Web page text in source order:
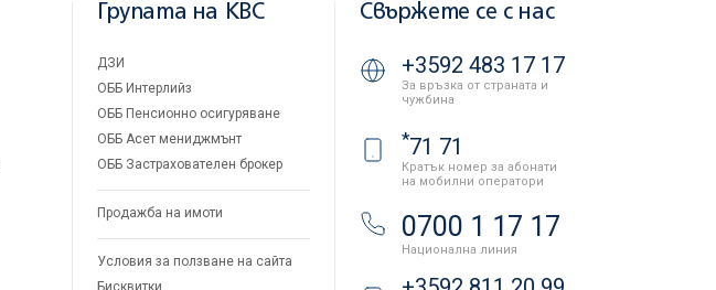
Групата на KBC
ДЗИ
ОББ Интерлийз
ОББ Пенсионно осигуряване
ОББ Асет мениджмънт
ОББ Застрахователен брокер
Продажба на имоти
Условия за ползване на сайта
Бисквитки
Свържете се с нас
+3592 483 17 17
За връзка от страната и
чужбина
*71 71
Кратък номер за абонати
на мобилни оператори
0700 1 17 17
Национална линия